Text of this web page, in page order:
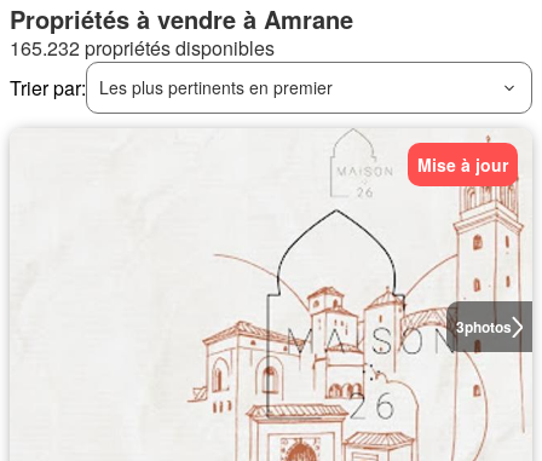
Propriétés à vendre à Amrane
165.232 propriétés disponibles
Trier par:
Les plus pertinents en premier
3photos
Mise à jour